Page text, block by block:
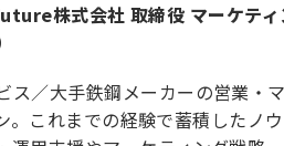
株式会社 取締役 マーケテ
／大手鉄鋼メーカーの営業・
これまでの経験で蓄積したノ